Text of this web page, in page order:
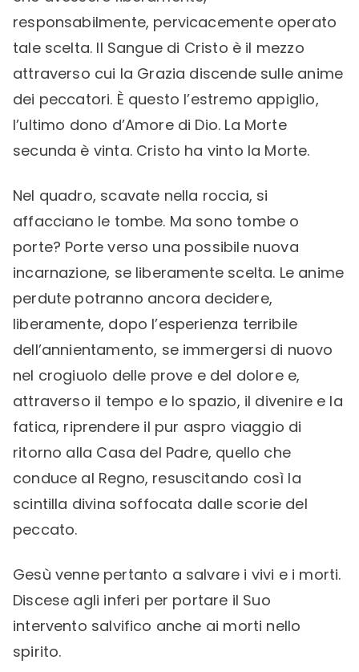
responsabilmente, pervicacemente operato
tale scelta. Il Sangue di Cristo è il mezzo
attraverso cui la Grazia discende sulle anime
dei peccatori. È questo l’estremo appiglio,
l’ultimo dono d’Amore di Dio. La Morte
secunda è vinta. Cristo ha vinto la Morte.
Nel quadro, scavate nella roccia, si
affacciano le tombe. Ma sono tombe o
porte? Porte verso una possibile nuova
incarnazione, se liberamente scelta. Le anime
perdute potranno ancora decidere,
liberamente, dopo l’esperienza terribile
dell’annientamento, se immergersi di nuovo
nel crogiuolo delle prove e del dolore e,
attraverso il tempo e lo spazio, il divenire e la
fatica, riprendere il pur aspro viaggio di
ritorno alla Casa del Padre, quello che
conduce al Regno, resuscitando così la
scintilla divina soffocata dalle scorie del
peccato.
Gesù venne pertanto a salvare i vivi e i morti.
Discese agli inferi per portare il Suo
intervento salvifico anche ai morti nello
spirito.